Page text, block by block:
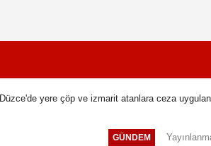
Düzce'de yere çöp ve izmarit atanlara ceza
GÜNDEM